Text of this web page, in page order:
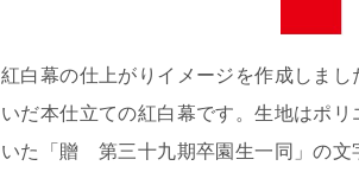
紅白幕の仕上がりイメージを作成しま
いだ本仕立ての紅白幕です。生地はポ
いた「贈 第三十九期卒園生一同」の文